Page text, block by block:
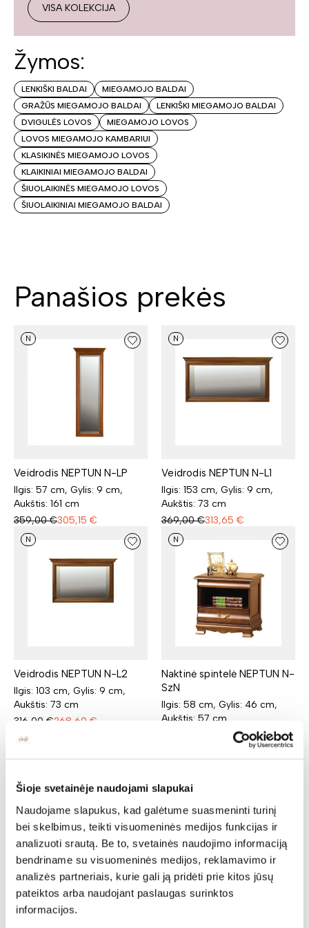
Šioje svetainėje naudojami slapukai
Naudojame slapukus, kad galėtume suasmeninti turinį
bei skelbimus, teikti visuomeninės medijos funkcijas ir
analizuoti srautą. Be to, svetainės naudojimo informaciją
bendriname su visuomeninės medijos, reklamavimo ir
analizės partneriais, kurie gali ją pridėti prie kitos jūsų
pateiktos arba naudojant paslaugas surinktos
informacijos.
VISA KOLEKCIJA
Žymos:
LENKIŠKI BALDAI
MIEGAMOJO BALDAI
GRAŽŪS MIEGAMOJO BALDAI
LENKIŠKI MIEGAMOJO BALDAI
DVIGULĖS LOVOS
MIEGAMOJO LOVOS
LOVOS MIEGAMOJO KAMBARIUI
KLASIKINĖS MIEGAMOJO LOVOS
KLAIKINIAI MIEGAMOJO BALDAI
ŠIUOLAIKINĖS MIEGAMOJO LOVOS
ŠIUOLAIKINIAI MIEGAMOJO BALDAI
Panašios prekės
N
Veidrodis NEPTUN N-LP
Ilgis: 57 cm, Gylis: 9 cm,
Aukštis: 161 cm
359,00 €305,15 €
N
Veidrodis NEPTUN N-L1
Ilgis: 153 cm, Gylis: 9 cm,
Aukštis: 73 cm
369,00 €313,65 €
N
Veidrodis NEPTUN N-L2
Ilgis: 103 cm, Gylis: 9 cm,
Aukštis: 73 cm
316,00 €268,60 €
N
Naktinė spintelė NEPTUN N-
SzN
Ilgis: 58 cm, Gylis: 46 cm,
Aukštis: 57 cm
293,25 €
Rekomenduojamos
prekės
N N